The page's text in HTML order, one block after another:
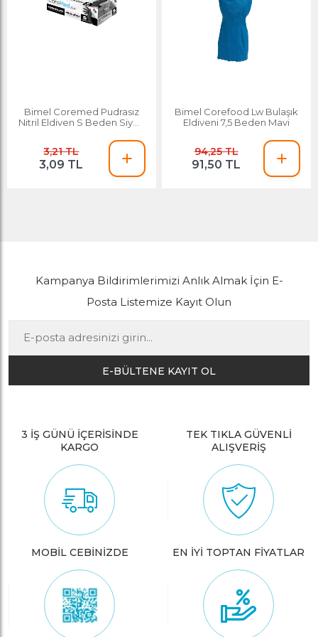
Bimel Coremed Pudrasız
Nitril Eldiven S Beden Siyah
3,21 TL
3,09 TL
Bimel Corefood Lw Bulaşık
Eldiveni 7,5 Beden Mavi
94,25 TL
91,50 TL
Kampanya Bildirimlerimizi Anlık Almak İçin E-
Posta Listemize Kayıt Olun
E-BÜLTENE KAYIT OL
3 İŞ GÜNÜ İÇERİSİNDE
KARGO
TEK TIKLA GÜVENLİ
ALIŞVERİŞ
MOBİL CEBİNİZDE EN İYİ TOPTAN FİYATLAR